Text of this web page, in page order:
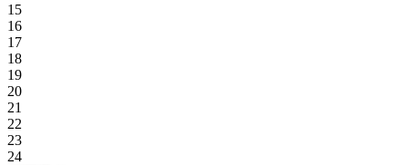
15
16
17
18
19
20
21
22
23
24